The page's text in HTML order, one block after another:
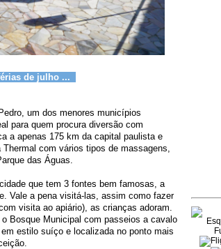
de julho ...
um dos menores municípios
para quem procura diversão com
a apenas 175 km da capital paulista e
com vários tipos de massagens,
das Águas.
que tem 3 fontes bem famosas, a
Vale a pena visitá-las, assim como fazer
visita ao apiário), as crianças adoram.
Bosque Municipal com passeios a cavalo
estilo suíço e localizada no ponto mais